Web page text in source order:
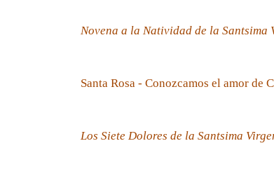
Novena a la Natividad de la Santsima
Santa Rosa - Conozcamos el amor de
Los Siete Dolores de la Santsima